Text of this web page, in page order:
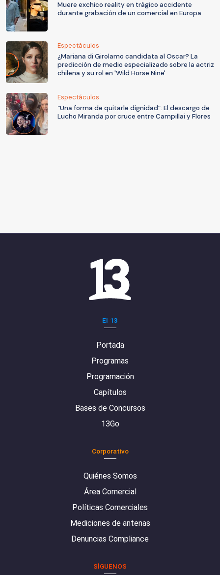
Muere exchico reality en trágico accidente
durante grabación de un comercial en Europa
Espectáculos
¿Mariana di Girolamo candidata al Oscar? La
predicción de medio especializado sobre la actriz
chilena y su rol en 'Wild Horse Nine'
Espectáculos
“Una forma de quitarle dignidad”: El descargo de
Lucho Miranda por cruce entre Campillai y Flores
El 13
Portada
Programas
Programación
Capítulos
Bases de Concursos
13Go
Corporativo
Quiénes Somos
Área Comercial
Políticas Comerciales
Mediciones de antenas
Denuncias Compliance
SÍGUENOS